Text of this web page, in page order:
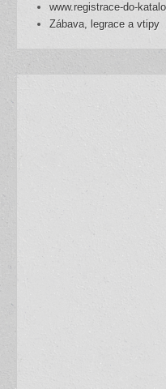
www.registrace-do-
Zábava, legrace a vtipy